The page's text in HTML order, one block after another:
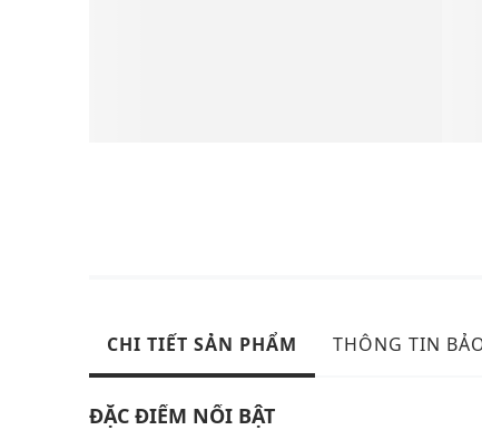
CHI TIẾT SẢN PHẨM THÔNG TIN
ĐẶC ĐIỂM NỔI BẬT